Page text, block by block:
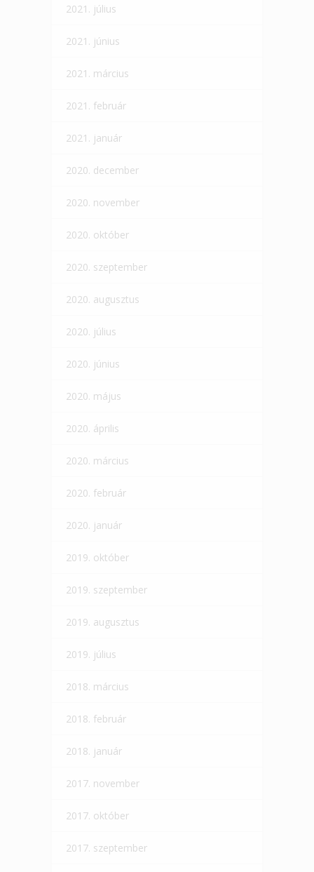
2021. július
2021. június
2021. március
2021. február
2021. január
2020. december
2020. november
2020. október
2020. szeptember
2020. augusztus
2020. július
2020. június
2020. május
2020. április
2020. március
2020. február
2020. január
2019. október
2019. szeptember
2019. augusztus
2019. július
2018. március
2018. február
2018. január
2017. november
2017. október
2017. szeptember